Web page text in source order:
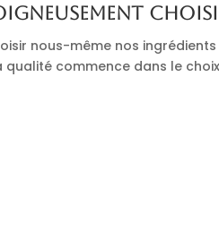
nous-même nos
qualité commence dans le